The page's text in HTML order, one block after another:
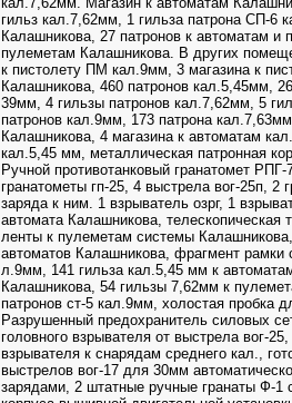
гильз кал.7,62мм, 1 гильза патрона СП-6
Калашникова, 27 патронов к автоматам
пулеметам Калашникова. В других
к пистолету ПМ кал.9мм, 3 магазина к
Калашникова, 460 патронов кал.5,45мм,
39мм, 4 гильзы патронов кал.7,62мм, 5
патронов кал.9мм, 173 патрона
Калашникова, 4 магазина к автоматам
кал.5,45 мм, металлическая патронная
Ручной противотанковый гранатомет
гранатометы гп-25, 4 выстрела вог-25п, 2
заряда к ним. 1 взрыватель озрг, 1
автомата Калашникова, телескопическая
ленты к пулеметам системы
автоматов Калашникова, фрагмент
л.9мм, 141 гильза кал.5,45 мм к
Калашникова, 54 гильзы 7,62мм к
патронов ст-5 кал.9мм, холостая пробка
Разрушенный предохранитель силовых
головного взрывателя от выстрела вог-
взрывателя к снарядам среднего кал.,
выстрелов вог-17 для 30мм
зарядами, 2 штатные ручные гранаты Ф-1